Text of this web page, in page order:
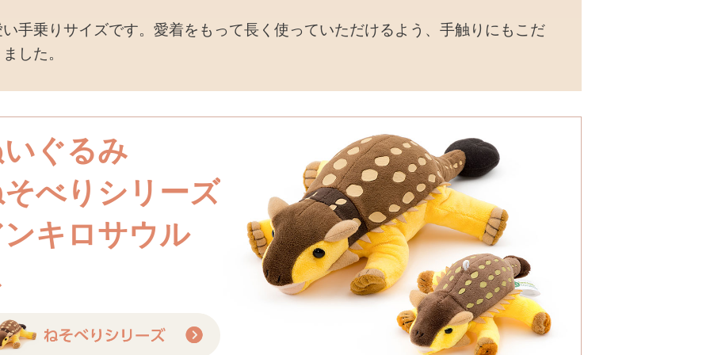
手乗りサイズです。愛着をもって長く使っていただけるよう、手触りにもこだ
した。
ぐるみ
べりシリーズ
キロサウル